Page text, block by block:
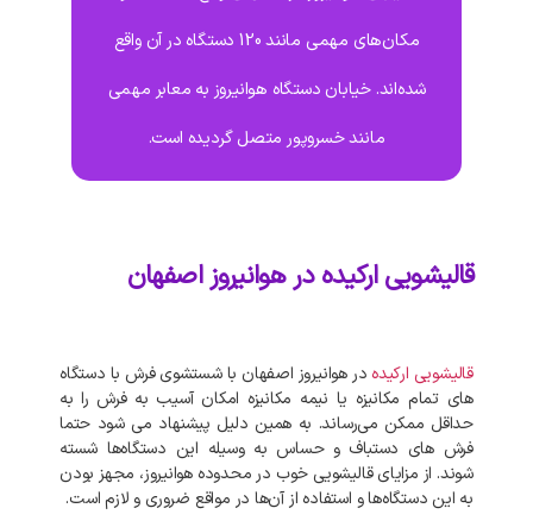
مکان‌های مهمی مانند 120 دستگاه در آن واقع
شده‌اند. خیابان دستگاه هوانیروز به معابر مهمی
مانند خسروپور متصل گردیده است.
قالیشویی ارکیده در هوانیروز اصفهان
قالیشویی ارکیده در هوانیروز اصفهان با شستشوی فرش با دستگاه‌
های تمام مکانیزه یا نیمه مکانیزه امکان آسیب به فرش را به
حداقل ممکن می‌رساند. به‌ همین دلیل پیشنهاد می‌ شود حتما
فرش‌ های دستباف و حساس به وسیله این دستگاه‌ها شسته
شوند. از مزایای قالیشویی خوب در محدوده هوانیروز، مجهز بودن
به این دستگاه‌ها و استفاده از آن‌ها در مواقع ضروری و لازم است.